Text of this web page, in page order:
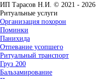
ИП Тарасов Н.И. © 2021 - 2026
Ритуальные услуги
Организация похорон
Поминки
Панихида
Отпевание усопшего
Ритуальный транспорт
Груз 200
Бальзамирование